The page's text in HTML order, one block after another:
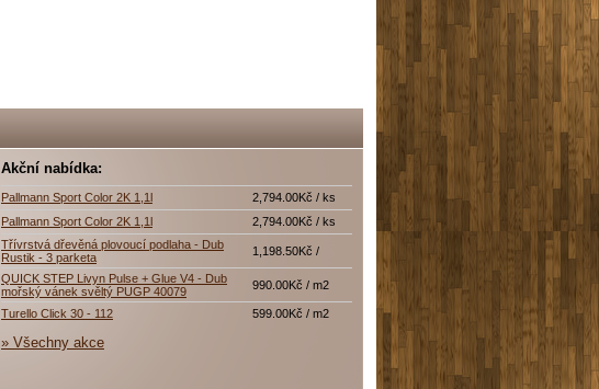
Akční nabídka:
Pallmann Sport Color 2K 1,1l
2,794.00Kč / ks
Pallmann Sport Color 2K 1,1l
2,794.00Kč / ks
Třívrstvá dřevěná plovoucí podlaha - Dub
Rustik - 3 parketa
1,198.50Kč /
QUICK STEP Livyn Pulse + Glue V4 - Dub
mořský vánek svěltý PUGP 40079
990.00Kč / m2
Turello Click 30 - 112 599.00Kč / m2
» Všechny akce